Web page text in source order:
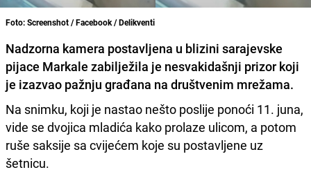
Foto: Screenshot / Facebook / Delikventi
Nadzorna kamera postavljena u blizini sarajevske
pijace Markale zabilježila je nesvakidašnji prizor koji
je izazvao pažnju građana na društvenim mrežama.
Na snimku, koji je nastao nešto poslije ponoći 11. juna,
vide se dvojica mladića kako prolaze ulicom, a potom
ruše saksije sa cvijećem koje su postavljene uz
šetnicu.